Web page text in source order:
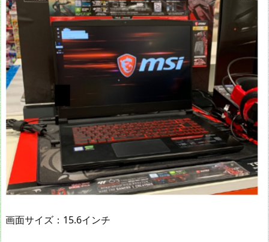
画面サイズ：15.6インチ